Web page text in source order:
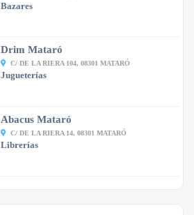
Bazares
Drim Mataró
C/ DE LA RIERA 104, 08301 MATARÓ
Jugueterías
Abacus Mataró
C/ DE LA RIERA 14, 08301 MATARÓ
Librerías